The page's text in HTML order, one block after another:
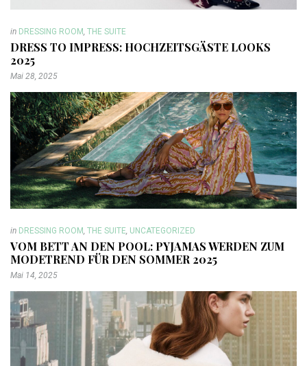
in DRESSING ROOM, THE SUITE
DRESS TO IMPRESS: HOCHZEITSGÄSTE LOOKS
2025
Mai 28, 2025
in DRESSING ROOM, THE SUITE, UNCATEGORIZED
VOM BETT AN DEN POOL: PYJAMAS WERDEN ZUM
MODETREND FÜR DEN SOMMER 2025
Mai 14, 2025